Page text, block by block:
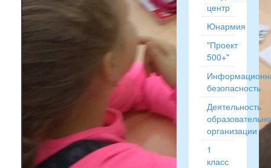
центр
Юнармия
"Проект
500+"
безопасность
Деятельность
организации
1
класс